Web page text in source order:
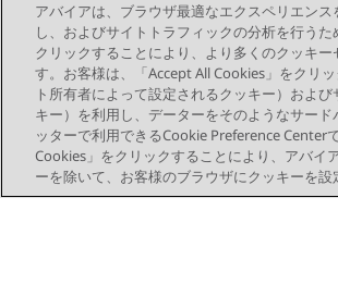
Avaya Workplace クライアン
トの Microsoft Outlook アド
インを設定する
リソース
用語集
アバイアは、ブラウザ最適なエクスペリエン
し、およびサイトトラフィックの分析を行う
クリックすることにより、より多くのクッキ
す。お客様は、「Accept All Cookies」をクリ
ト所有者によって設定されるクッキー）およ
キー）を利用し、データーをそのようなサー
ッターで利用できるCookie Preference Center
Cookies」をクリックすることにより、アバイ
ーを除いて、お客様のブラウザにクッキーを